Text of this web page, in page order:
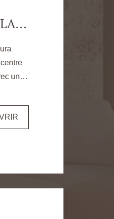
MAISON 6 PIÈCES VILLENAUXE LA GRANDE - 134.98 M2
une
: un
Les